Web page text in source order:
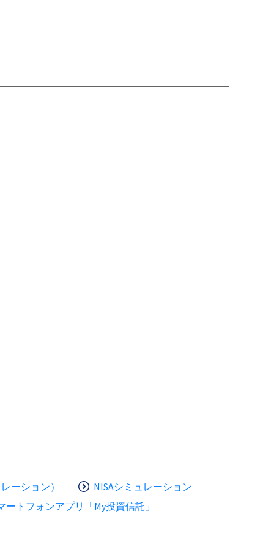
ーション）
NISAシミュレーション
ートフォンアプリ「My投資信託」